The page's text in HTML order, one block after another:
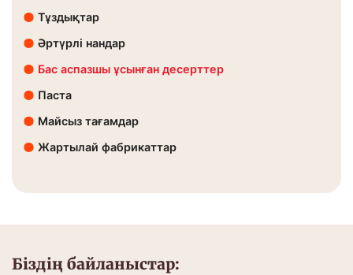
Тұздықтар
Әртүрлі нандар
Бас аспазшы ұсынған десерттер
Паста
Майсыз тағамдар
Жартылай фабрикаттар
Біздің байланыстар: